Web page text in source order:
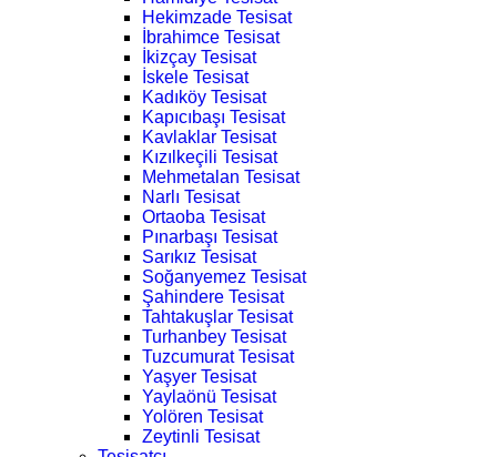
Hekimzade Tesisat
İbrahimce Tesisat
İkizçay Tesisat
İskele Tesisat
Kadıköy Tesisat
Kapıcıbaşı Tesisat
Kavlaklar Tesisat
Kızılkeçili Tesisat
Mehmetalan Tesisat
Narlı Tesisat
Ortaoba Tesisat
Pınarbaşı Tesisat
Sarıkız Tesisat
Soğanyemez Tesisat
Şahindere Tesisat
Tahtakuşlar Tesisat
Turhanbey Tesisat
Tuzcumurat Tesisat
Yaşyer Tesisat
Yaylaönü Tesisat
Yolören Tesisat
Zeytinli Tesisat